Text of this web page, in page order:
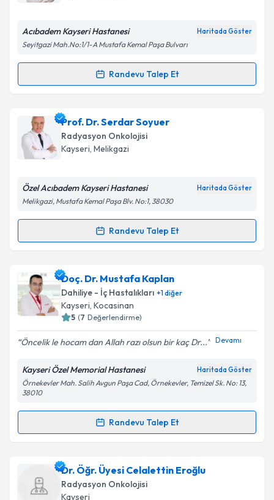
Kişisel verilerimin işlenmesine ilişkin
Metni'ni okudum ve kişisel verilerimin belirtilen
Takvim Talebini Gönder
Acıbadem Kayseri Hastanesi Haritada Göster
Seyitgazi Mah.No:1/1-A Mustafa Kemal Paşa Bulvarı
Randevu Talep Et
Randevu Takvimi Talebi
Dr. Elif Öztürkiçin randevu takvimi talebi oluşturun.
Size bu uzmandan randevu almanız için bir takvim
hazırlandığında e-posta ile bilgilendireceğiz.
Kişisel verilerimin işlenmesine ilişkin
Metni'ni okudum ve kişisel verilerimin belirtilen
Takvim Talebini Gönder
Prof. Dr. Serdar Soyuer
Radyasyon Onkolojisi
Kayseri, Melikgazi
Özel Acıbadem Kayseri Hastanesi Haritada Göster
Melikgazi, Mustafa Kemal Paşa Blv. No:1, 38030
Randevu Talep Et
Randevu Takvimi Talebi
Prof. Dr. Serdar Soyuer için randevu takvimi talebi
oluşturun. Size bu uzmandan randevu almanız için bir
takvim hazırlandığında e-posta ile bilgilendireceğiz.
Kişisel verilerimin işlenmesine ilişkinAydınlatma
kapsamda işlenmesini kabul ediyorum.
Doç. Dr. Mustafa Kaplan
Dahiliye - İç Hastalıkları +1diğer
Kayseri, Kocasinan
5 (7 Değerlendirme)
Öncelik le hocam dan Allah razı olsun bir kaç Dr... Devamı
Kayseri Özel Memorial Hastanesi Haritada Göster
Örnekevler Mah. Salih Avgun Paşa Cad, Örnekevler, Temizel Sk. No: 13,
38010
Randevu Talep Et
Randevu Takvimi Talebi
Doç. Dr. Mustafa Kaplaniçin randevu takvimi talebi
oluşturun. Size bu uzmandan randevu almanız için bir
takvim hazırlandığında e-posta ile bilgilendireceğiz.
Dr. Öğr. Üyesi Celalettin Eroğlu
Radyasyon Onkolojisi
Kayseri